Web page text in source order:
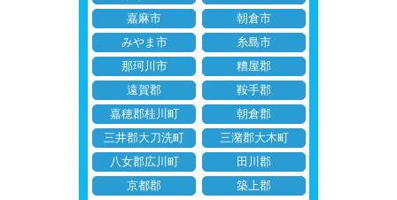
嘉麻市
朝倉市
みやま市
糸島市
那珂川市
糟屋郡
遠賀郡
鞍手郡
嘉穂郡桂川町
朝倉郡
三井郡大刀洗町
三潴郡大木町
八女郡広川町
田川郡
京都郡
築上郡